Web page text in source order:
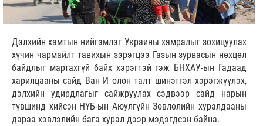
Дэлхийн хамтын нийгэмлэг Украины хямралыг зохицуулах
хүчин чармайлт тавихын зэрэгцээ Газын зурвасын нөхцөл
байдлыг мартахгүй байх хэрэгтэй гэж БНХАУ-ын Гадаад
харилцааны сайд Ван И олон талт шинэтгэл хэрэгжүүлэх,
дэлхийн удирдлагыг сайжруулах сэдвээр сайд нарын
түвшинд хийсэн НҮБ-ын Аюулгүйн Зөвлөлийн хуралдааны
дараа хэвлэлийн бага хурал дээр мэдэгдсэн байна.